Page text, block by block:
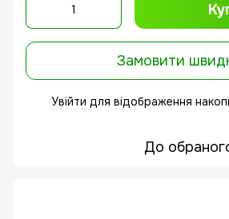
Замовити
Увійти для відображення
До